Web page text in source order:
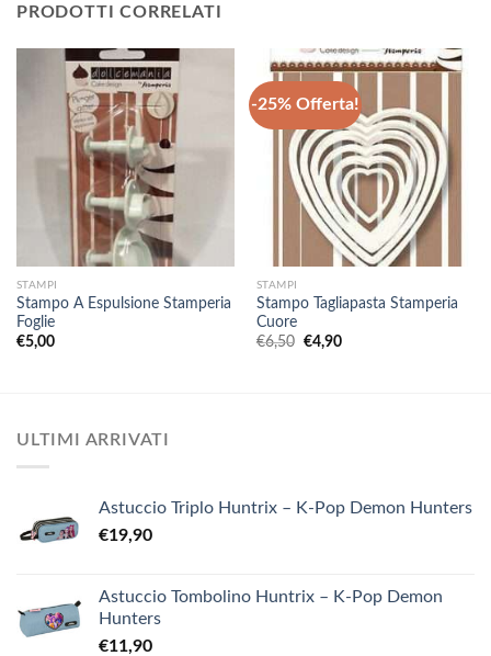
PRODOTTI CORRELATI
STAMPI
Stampo A Espulsione Stamperia
Foglie
€5,00
-25% Offerta!
STAMPI
Stampo Tagliapasta Stamperia
Cuore
€6,50 Il
€4,90Il
ULTIMI ARRIVATI
Astuccio Triplo Huntrix – K-Pop Demon Hunters
€19,90
Astuccio Tombolino Huntrix – K-Pop Demon
Hunters
€11,90